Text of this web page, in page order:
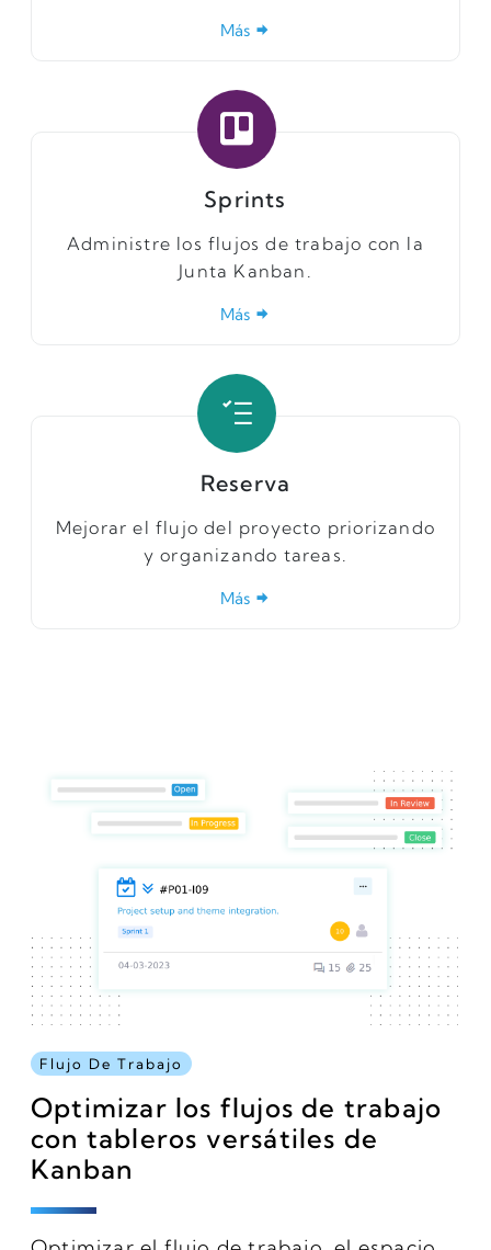
Más
Sprints
Administre los flujos de trabajo con la
Junta Kanban.
Más
Reserva
Mejorar el flujo del proyecto priorizando
y organizando tareas.
Más
Flujo De Trabajo
Optimizar los flujos de trabajo
con tableros versátiles de
Kanban